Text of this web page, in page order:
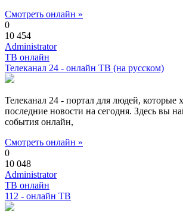
Смотреть онлайн »
0
10 454
Administrator
ТВ онлайн
Телеканал 24 - онлайн ТВ (на русском)
Телеканал 24 - портал для людей, которые
последние новости на сегодня. Здесь вы
события онлайн,
Смотреть онлайн »
0
10 048
Administrator
ТВ онлайн
112 - онлайн ТВ